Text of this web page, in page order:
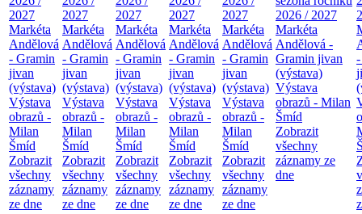
2027
Markéta
Andělová
- Gramin
jivan
(výstava)
Výstava
obrazů -
Milan
Šmíd
Zobrazit
všechny
záznamy
ze dne
2027
Markéta
Andělová
- Gramin
jivan
(výstava)
Výstava
obrazů -
Milan
Šmíd
Zobrazit
všechny
záznamy
ze dne
2027
Markéta
Andělová
- Gramin
jivan
(výstava)
Výstava
obrazů -
Milan
Šmíd
Zobrazit
všechny
záznamy
ze dne
2027
Markéta
Andělová
- Gramin
jivan
(výstava)
Výstava
obrazů -
Milan
Šmíd
Zobrazit
všechny
záznamy
ze dne
2027
Markéta
Andělová
- Gramin
jivan
(výstava)
Výstava
obrazů -
Milan
Šmíd
Zobrazit
všechny
záznamy
ze dne
2026 / 2027
Markéta
Andělová -
Gramin jivan
(výstava)
Výstava
obrazů - Milan
Šmíd
Zobrazit
všechny
záznamy ze
dne